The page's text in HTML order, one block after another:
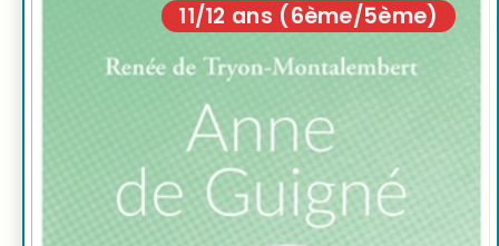
11/12 ans (6ème/5ème)